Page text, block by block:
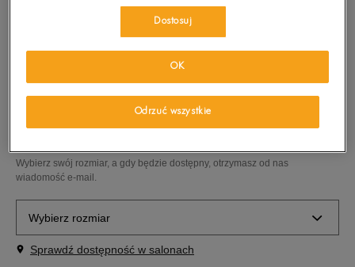
TIMBERLAND KURTKA BEAR HEAD
229,99zł
Wybierz swój rozmiar, a gdy będzie dostępny, otrzymasz od nas
wiadomość e-mail.
Wybierz rozmiar
Powiadom o
Sprawdź dostępność w salonach
Dostosuj
Odrzuć wszystkie
OK